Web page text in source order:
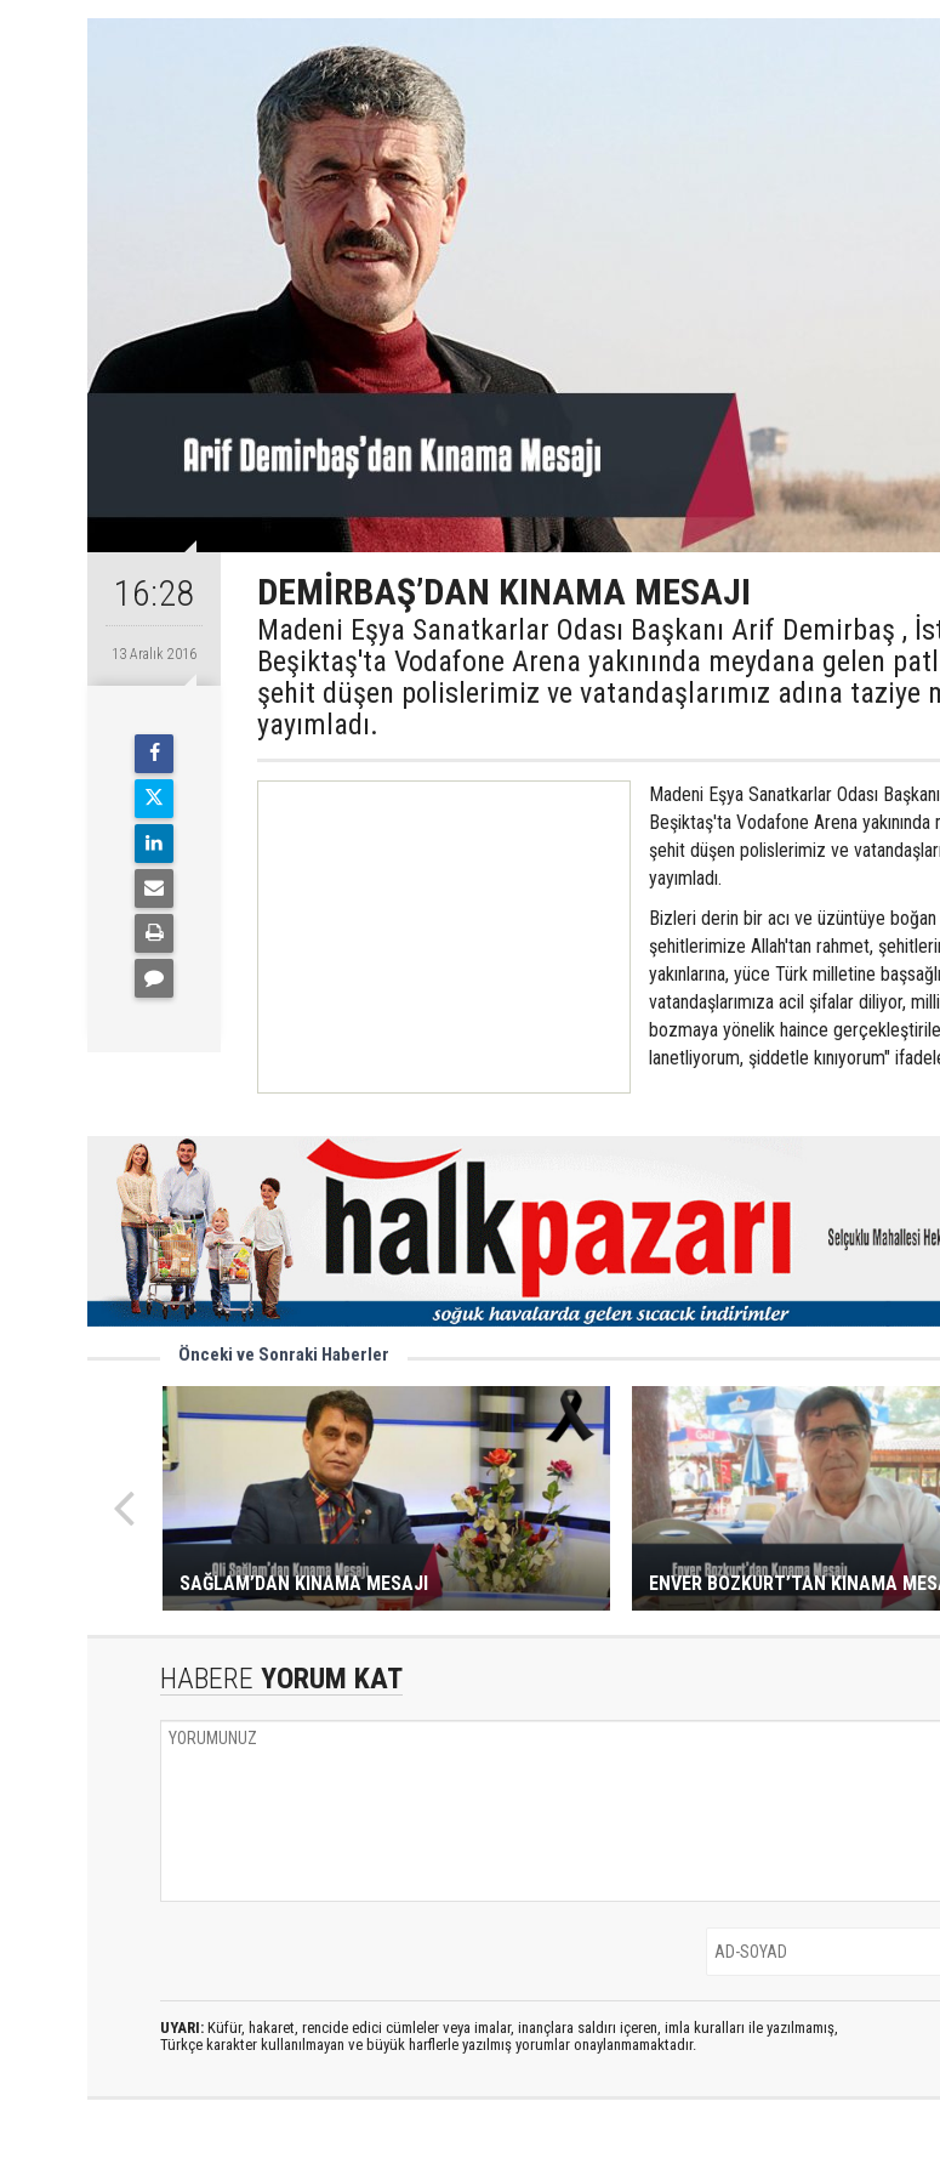
16:28
13 Aralık 2016
DEMİRBAŞ’DAN KINAMA MESAJI
Madeni Eşya Sanatkarlar Odası Başkanı Arif Demirbaş ,
Beşiktaş'ta Vodafone Arena yakınında meydana gelen
şehit düşen polislerimiz ve vatandaşlarımız adına taziye
yayımladı.
Madeni Eşya Sanatkarlar Odası
Beşiktaş'ta Vodafone Arena
şehit düşen polislerimiz ve
yayımladı.
Bizleri derin bir acı ve üzüntüye boğan
şehitlerimize Allah'tan rahmet,
yakınlarına, yüce Türk milletine
vatandaşlarımıza acil şifalar diliyor,
bozmaya yönelik haince gerçekleştirilen
lanetliyorum, şiddetle kınıyorum"
Önceki ve Sonraki Haberler
SAĞLAM’DAN KINAMA MESAJI ENVER BOZKURT’TAN KINAMA
HABERE YORUM KAT
UYARI: Küfür, hakaret, rencide edici cümleler veya imalar, inançlara saldırı içeren, imla kuralları ile yazılmamış,
Türkçe karakter kullanılmayan ve büyük harflerle yazılmış yorumlar onaylanmamaktadır.